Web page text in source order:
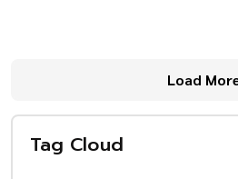
Load
Tag Cloud